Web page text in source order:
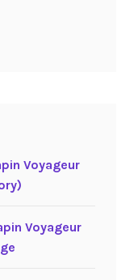
Voyageur
Voyageur